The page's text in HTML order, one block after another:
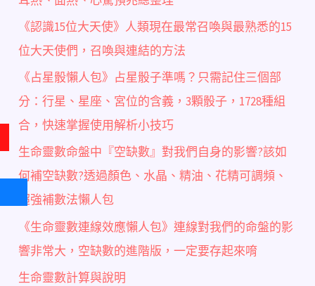
《認識15位大天使》人類現在最常召喚與最熟悉的15
位大天使們，召喚與連結的方法
《占星骰懶人包》占星骰子準嗎？只需記住三個部
分：行星、星座、宮位的含義，3顆骰子，1728種組
合，快速掌握使用解析小技巧
生命靈數命盤中『空缺數』對我們自身的影響?該如
何補空缺數?透過顏色、水晶、精油、花精可調頻、
超強補數法懶人包
《生命靈數連線效應懶人包》連線對我們的命盤的影
響非常大，空缺數的進階版，一定要存起來唷
生命靈數計算與說明